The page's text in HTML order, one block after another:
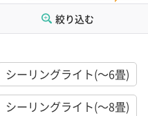
絞り込む
シーリングライト(～6畳)
シーリングライト(～8畳)